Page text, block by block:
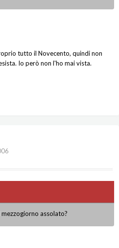
tutto il Novecento, quindi non
Io però non l'ho mai vista.
mezzogiorno assolato?